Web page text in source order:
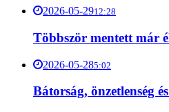
2026-05-2912:28
Többször mentett már
2026-05-285:02
Bátorság, önzetlenség